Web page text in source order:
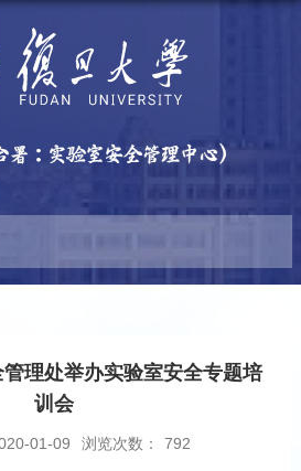
理处举办实验室安全专题培
训会
01-09 浏览次数： 792